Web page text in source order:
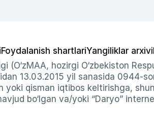
Foydalanish shartlariYangiliklar arxivi
hozirgi O‘zbekiston
13.03.2015 yil sanasida 0944-
yoki qisman iqtibos keltirishga,
bo‘lgan va/yoki “Daryo”